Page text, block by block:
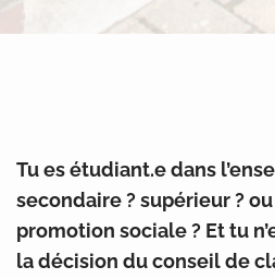
Tu es étudiant.e dans
secondaire ? supérieur ?
promotion sociale ? Et tu
la décision du conseil de